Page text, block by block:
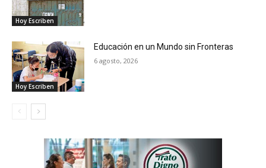
Hoy Escriben
Hoy Escriben
Educación en un Mundo sin Fronteras
6 agosto, 2026